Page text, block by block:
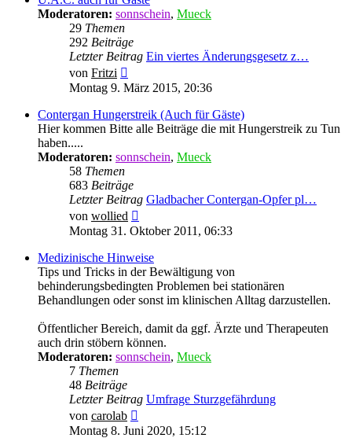
Moderatoren: sonnschein, Mueck
29 Themen
292 Beiträge
Letzter Beitrag Ein viertes Änderungsgesetz z…
von Fritzi
Beitrag
Montag 9. März 2015, 20:36
Contergan Hungerstreik (Auch für Gäste)
Hier kommen Bitte alle Beiträge die mit Hungerstreik zu Tun
haben.....
Moderatoren: sonnschein, Mueck
58 Themen
683 Beiträge
Letzter Beitrag Gladbacher Contergan-Opfer pl…
von wollied
Beitrag
Montag 31. Oktober 2011, 06:33
Medizinische Hinweise
Tips und Tricks in der Bewältigung von
behinderungsbedingten Problemen bei stationären
Behandlungen oder sonst im klinischen Alltag darzustellen.
Öffentlicher Bereich, damit da ggf. Ärzte und Therapeuten
auch drin stöbern können.
Moderatoren: sonnschein, Mueck
7 Themen
48 Beiträge
Letzter Beitrag Umfrage Sturzgefährdung
von carolab
Beitrag
Montag 8. Juni 2020, 15:12